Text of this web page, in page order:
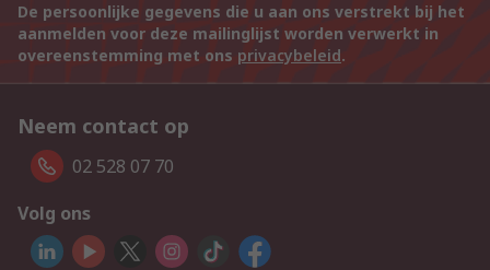
De persoonlijke gegevens die u aan ons verstrekt bij het
aanmelden voor deze mailinglijst worden verwerkt in
overeenstemming met ons privacybeleid.
Neem contact op
02 528 07 70
Volg ons